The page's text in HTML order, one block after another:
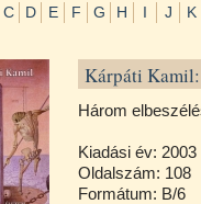
C D E F G H I J K
Kárpáti Kamil:
Három
Kiadási év: 2003
Oldalszám: 108
Formátum: B/6